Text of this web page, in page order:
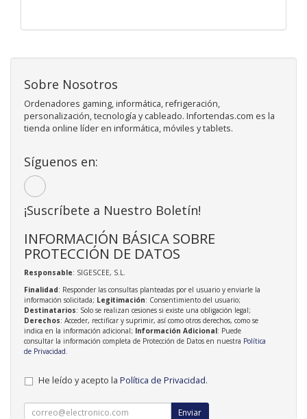
Sobre Nosotros
Ordenadores gaming, informática, refrigeración,
personalización, tecnología y cableado. Infortendas.com es la
tienda online líder en informática, móviles y tablets.
Síguenos en:
¡Suscríbete a Nuestro Boletín!
INFORMACIÓN BÁSICA SOBRE
PROTECCIÓN DE DATOS
Responsable: SIGESCEE, S.L.
Finalidad: Responder las consultas planteadas por el usuario y enviarle la
información solicitada; Legitimación: Consentimiento del usuario;
Destinatarios: Solo se realizan cesiones si existe una obligación legal;
Derechos: Acceder, rectificar y suprimir, así como otros derechos, como se
indica en la información adicional; Información Adicional: Puede
consultar la información completa de Protección de Datos en nuestra Política
de Privacidad
He leído y acepto la Política de Privacidad.
Enviar